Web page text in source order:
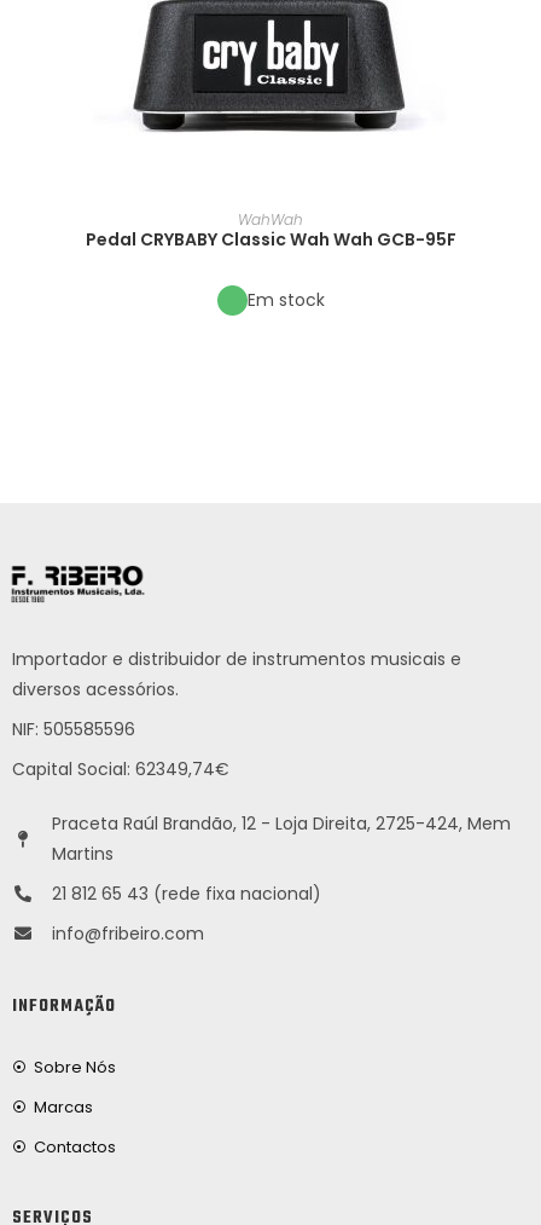
WahWah
Pedal CRYBABY Classic Wah Wah GCB-95F
Em stock
Importador e distribuidor de instrumentos musicais e
diversos acessórios.
NIF: 505585596
Capital Social: 62349,74€
Praceta Raúl Brandão, 12 - Loja Direita, 2725-424, Mem
Martins
21 812 65 43 (rede fixa nacional)
info@fribeiro.com
INFORMAÇÃO
Sobre Nós
Marcas
Contactos
SERVIÇOS